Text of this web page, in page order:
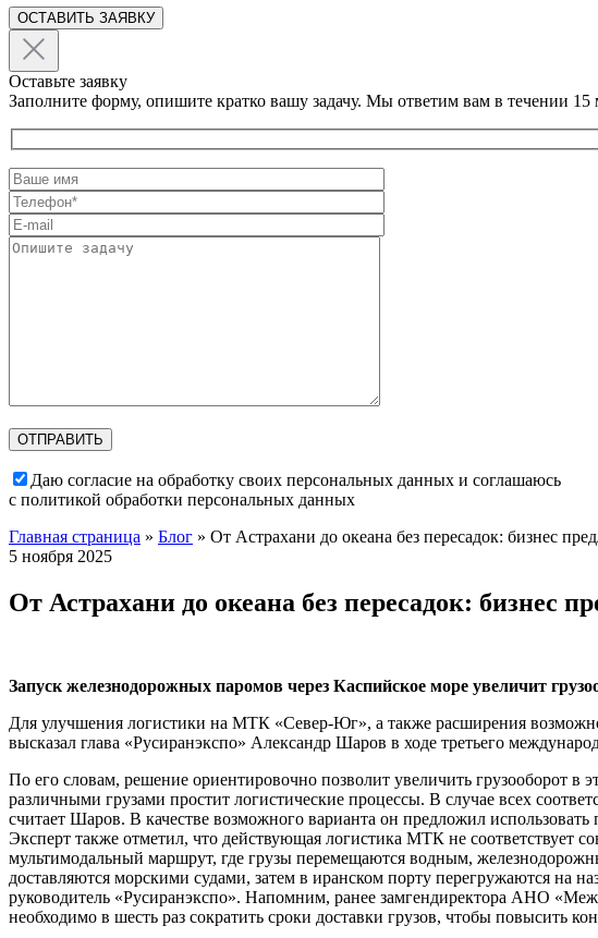
ОСТАВИТЬ ЗАЯВКУ
Оставьте заявку
Заполните форму, опишите кратко вашу задачу. Мы ответим вам в течении 15
Даю согласие на обработку своих персональных данных и соглашаюсь
с политикой обработки персональных данных
Главная страница » Блог » От Астрахани до океана без пересадок: бизнес
5 ноября 2025
От Астрахани до океана без пересадок: бизнес
Запуск железнодорожных паромов через Каспийское море увеличит
Для улучшения логистики на МТК «Север-Юг», а также расширения
высказал глава «Русиранэкспо» Александр Шаров в ходе третьего
По его словам, решение ориентировочно позволит увеличить грузооборот в
различными грузами простит логистические процессы. В случае всех
считает Шаров. В качестве возможного варианта он предложил
Эксперт также отметил, что действующая логистика МТК не соответствует
мультимодальный маршрут, где грузы перемещаются водным,
доставляются морскими судами, затем в иранском порту перегружаются на
руководитель «Русиранэкспо». Напомним, ранее замгендиректора АНО
необходимо в шесть раз сократить сроки доставки грузов, чтобы повысить